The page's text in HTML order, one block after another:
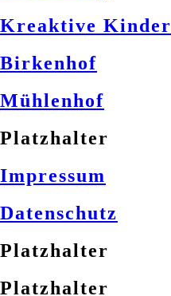
Kreaktive Kinder
Birkenhof
Mühlenhof
Platzhalter
Impressum
Datenschutz
Platzhalter
Platzhalter